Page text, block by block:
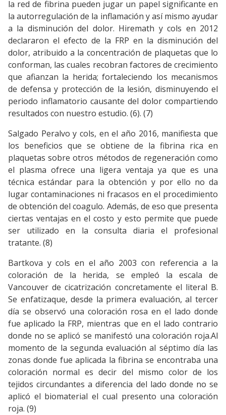
la red de fibrina pueden jugar un papel significante en
la autorregulación de la inflamación y así mismo ayudar
a la disminución del dolor. Hiremath y cols en 2012
declararon el efecto de la FRP en la disminución del
dolor, atribuido a la concentración de plaquetas que lo
conforman, las cuales recobran factores de crecimiento
que afianzan la herida; fortaleciendo los mecanismos
de defensa y protección de la lesión, disminuyendo el
periodo inflamatorio causante del dolor compartiendo
resultados con nuestro estudio. (6). (7)
Salgado Peralvo y cols, en el año 2016, manifiesta que
los beneficios que se obtiene de la fibrina rica en
plaquetas sobre otros métodos de regeneración como
el plasma ofrece una ligera ventaja ya que es una
técnica estándar para la obtención y por ello no da
lugar contaminaciones ni fracasos en el procedimiento
de obtención del coagulo. Además, de eso que presenta
ciertas ventajas en el costo y esto permite que puede
ser utilizado en la consulta diaria el profesional
tratante. (8)
Bartkova y cols en el año 2003 con referencia a la
coloración de la herida, se empleó la escala de
Vancouver de cicatrización concretamente el literal B.
Se enfatizaque, desde la primera evaluación, al tercer
día se observó una coloración rosa en el lado donde
fue aplicado la FRP, mientras que en el lado contrario
donde no se aplicó se manifestó una coloración roja.Al
momento de la segunda evaluación al séptimo día las
zonas donde fue aplicada la fibrina se encontraba una
coloración normal es decir del mismo color de los
tejidos circundantes a diferencia del lado donde no se
aplicó el biomaterial el cual presento una coloración
roja. (9)